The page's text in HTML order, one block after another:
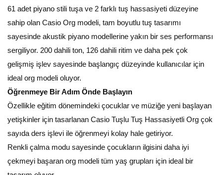
61 adet piyano stili tuşa ve 2 farklı tuş hassasiyeti düzeyine
sahip olan Casio Org modeli, tam boyutlu tuş tasarımı
sayesinde akustik piyano modellerine yakın bir ses performansı
sergiliyor. 200 dahili ton, 126 dahili ritim ve daha pek çok
gelişmiş işlev sayesinde başlangıç düzeyinde kullanıcılar için
ideal org modeli oluyor.
Öğrenmeye Bir Adım Önde Başlayın
Özellikle eğitim dönemindeki çocuklar ve müziğe yeni başlayan
yetişkinler için tasarlanan Casio Tuşlu Tuş Hassasiyetli Org çok
sayıda ders işlevi ile öğrenmeyi kolay hale getiriyor.
Renkli çalma modu sayesinde çocukların ilgisini daha iyi
çekmeyi başaran org modeli tüm yaş grupları için ideal bir